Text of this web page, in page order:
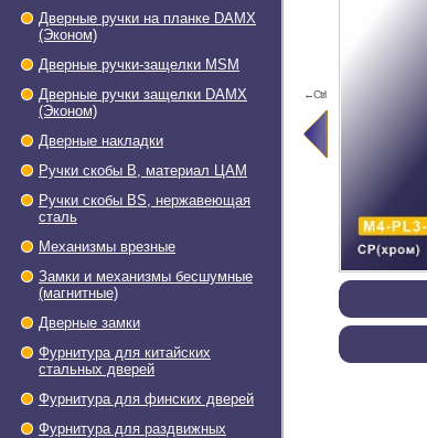
Дверные ручки на планке DAMX
(Эконом)
Дверные ручки-защелки МSМ
Дверные ручки защелки DAMX
(Эконом)
Дверные накладки
Ручки скобы В, материал ЦАМ
Ручки скобы BS, нержавеющая
сталь
Механизмы врезные
Замки и механизмы бесшумные
(магнитные)
Дверные замки
Фурнитура для китайских
стальных дверей
Фурнитура для финских дверей
Фурнитура для раздвижных
←Ctrl